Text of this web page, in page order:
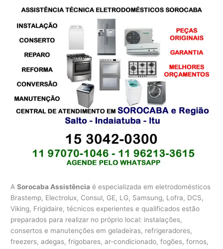
ASorocaba Assistência é especializada em eletrodomésticos
Brastemp, Electrolux, Consul, GE, LG, Samsung, Lofra, DCS,
Viking, Frigidaire, técnicos experientes e qualificados estão
preparados para realizar no próprio local: instalações,
consertos e manutenções em geladeiras, refrigeradores,
freezers, adegas, frigobares, ar-condicionado, fogões, fornos,